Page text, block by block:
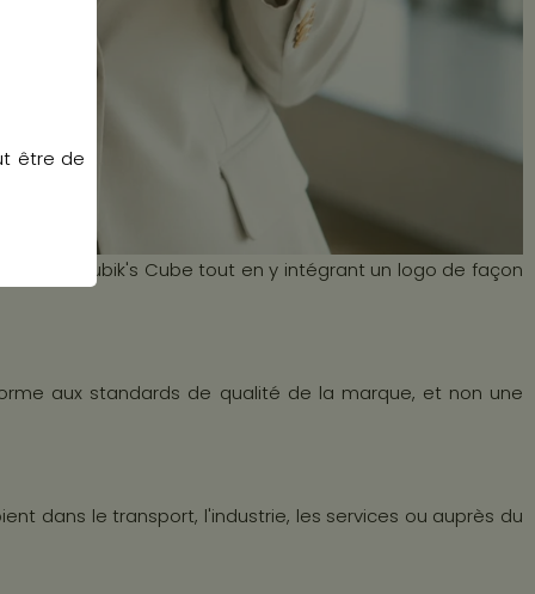
être de
du Rubik's Cube tout en y intégrant un logo de façon
aux standards de qualité de la marque, et non une
dans le transport, l'industrie, les services ou auprès du